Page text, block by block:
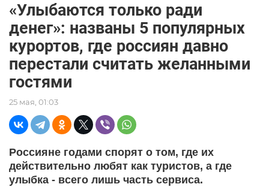
«Улыбаются только ради
денег»: названы 5 популярных
курортов, где россиян давно
перестали считать желанными
гостями
25 мая, 01:03
Россияне годами спорят о том, где их
действительно любят как туристов, а где
улыбка - всего лишь часть сервиса.